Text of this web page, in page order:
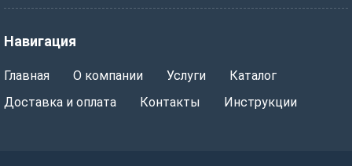
Навигация
Главная О компании Услуги
Каталог
Доставка и оплата
Контакты Инструкции